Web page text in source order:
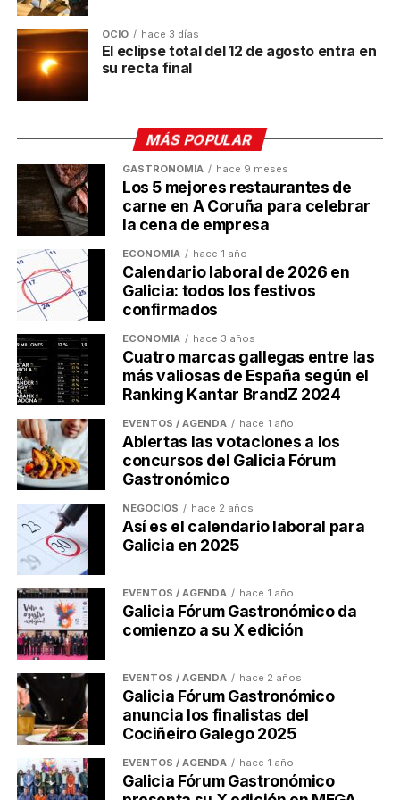
A CONTINUACIÓN
Galicia es la novena productora láctea más
importante de Europa
NO TE PIERDAS
La CEG avisa del serio déficit de trabajadores en
Ulises Galicia
digital en Galicia
OCIO hace 3 días
El eclipse total del 12 de agosto entra en
su recta final
MÁS POPULAR
GASTRONOMÍA hace 9 meses
Los 5 mejores restaurantes de
carne en A Coruña para celebrar
la cena de empresa
ECONOMÍA hace 1 año
Calendario laboral de 2026 en
Galicia: todos los festivos
confirmados
ECONOMÍA hace 3 años
Cuatro marcas gallegas entre las
más valiosas de España según el
Ranking Kantar BrandZ 2024
EVENTOS / AGENDA hace 1 año
Abiertas las votaciones a los
concursos del Galicia Fórum
Gastronómico
NEGOCIOS hace 2 años
Así es el calendario laboral para
Galicia en 2025
EVENTOS / AGENDA hace 1 año
Galicia Fórum Gastronómico da
comienzo a su X edición
EVENTOS / AGENDA hace 2 años
Galicia Fórum Gastronómico
anuncia los finalistas del
Cociñeiro Galego 2025
EVENTOS / AGENDA hace 1 año
Galicia Fórum Gastronómico